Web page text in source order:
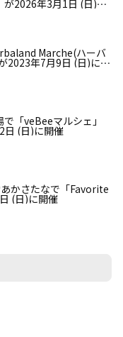
2026年3月1日 (日)に
で
Marche(ハーバ
2023年7月9日 (日)に開
「veBeeマルシェ」
日 (日)に開催
かさたなで「Favorite
(日)に開催